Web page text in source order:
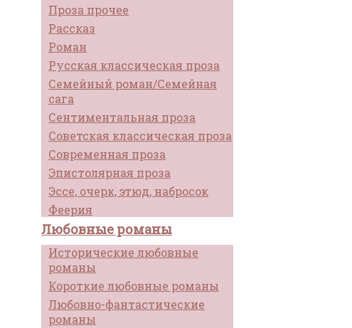
Проза прочее
Рассказ
Роман
Русская классическая проза
Семейный роман/Семейная
сага
Сентиментальная проза
Советская классическая проза
Современная проза
Эпистолярная проза
Эссе, очерк, этюд, набросок
Феерия
Любовные романы
Исторические любовные
романы
Короткие любовные романы
Любовно-фантастические
романы